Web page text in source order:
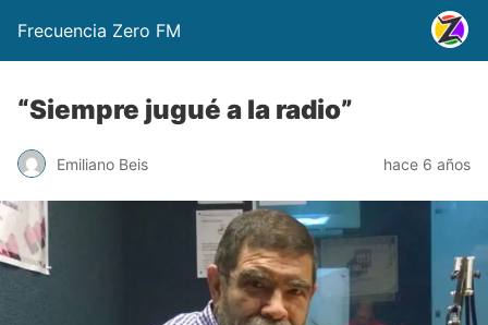
Frecuencia Zero FM
“Siempre jugué a la radio”
Emiliano Beis hace 6 años